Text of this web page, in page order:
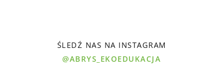
ŚLEDŹ NAS NA INSTAGRAM
@ABRYS_EKOEDUKACJA